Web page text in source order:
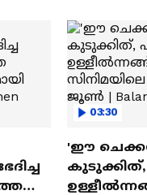
03:30
'ഈ
കുടുക്കിത്,